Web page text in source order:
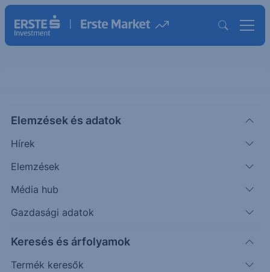
Elemzések és adatok
Hírek
Elemzések
Média hub
Gazdasági adatok
Keresés és árfolyamok
Termék keresők
EUNL(XETRA)
ISHARES CORE MSCI WORLD
UCITS ETF
128.65
Időpont: 26.08.07. 17:34